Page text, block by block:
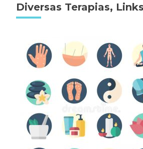
Diversas Terapias,